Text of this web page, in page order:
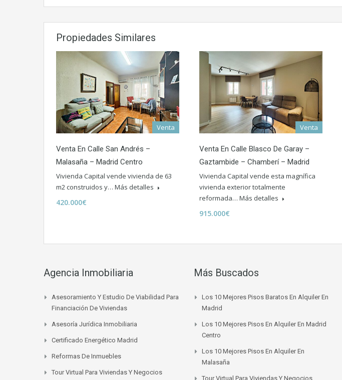
Propiedades Similares
Venta
Venta En Calle San Andrés –
Malasaña – Madrid Centro
Vivienda Capital vende vivienda de 63
m2 construidos y… Más detalles
420.000€
Venta
Venta En Calle Blasco De Garay –
Gaztambide – Chamberí – Madrid
Vivienda Capital vende esta magnífica
vivienda exterior totalmente
reformada… Más detalles
915.000€
Agencia Inmobiliaria
Asesoramiento Y Estudio De Viabilidad Para
Financiación De Viviendas
Asesoría Jurídica Inmobiliaria
Certificado Energético Madrid
Reformas De Inmuebles
Tour Virtual Para Viviendas Y Negocios
Más Buscados
Los 10 Mejores Pisos Baratos En Alquiler En
Madrid
Los 10 Mejores Pisos En Alquiler En Madrid
Centro
Los 10 Mejores Pisos En Alquiler En
Malasaña
Tour Virtual Para Viviendas Y Negocios